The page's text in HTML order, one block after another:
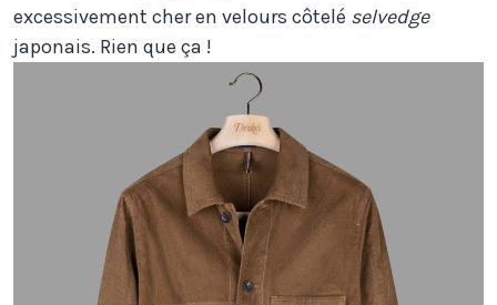
excessivement cher en velours côtelé selvedge
japonais. Rien que ça !